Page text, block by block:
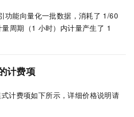
功能向量化一批数据，消耗了 1/60
周期（1 小时）内计量产生了 1
计费项
计费项如下所示，详细价格说明请